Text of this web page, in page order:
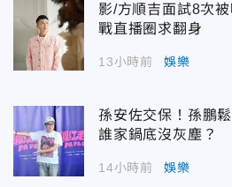
影/方順吉面試8次
戰直播圈求翻身
13小時前 娛樂
孫安佐交保！孫鵬
誰家鍋底沒灰塵？
14小時前 娛樂